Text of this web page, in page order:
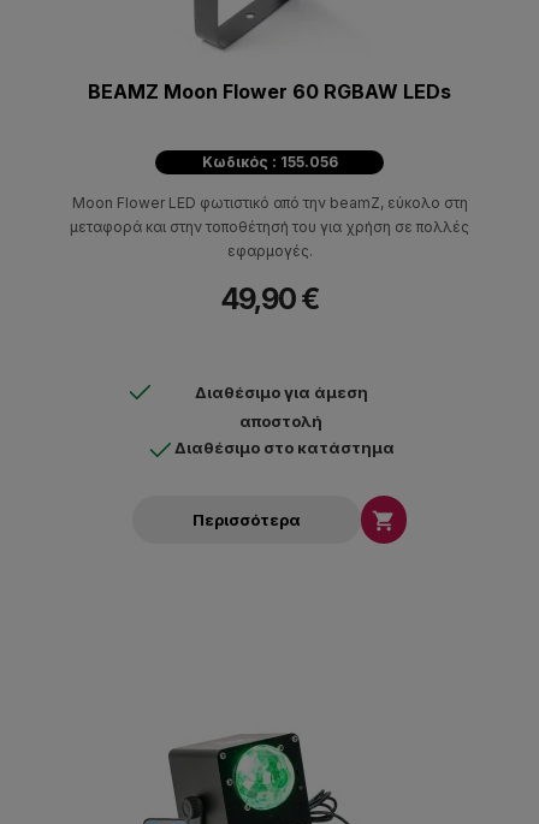
BEAMZ Moon Flower 60 RGBAW LEDs
Κωδικός : 155.056
Moon Flower LED φωτιστικό από την beamZ, εύκολο στη
μεταφορά και στην τοποθέτησή του για χρήση σε πολλές
εφαρμογές.
49,90 €
Διαθέσιμο για άμεση
αποστολή
Διαθέσιμο στο κατάστημα
Περισσότερα 